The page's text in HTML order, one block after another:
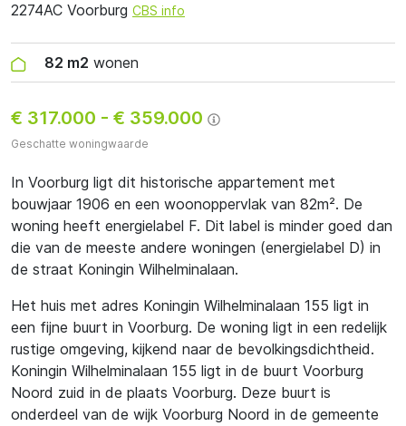
2274AC Voorburg CBS info
82 m2 wonen
€ 317.000 - € 359.000
Geschatte woningwaarde
In Voorburg ligt dit historische appartement met
bouwjaar 1906 en een woonoppervlak van 82m². De
woning heeft energielabel F. Dit label is minder goed dan
die van de meeste andere woningen (energielabel D) in
de straat Koningin Wilhelminalaan.
Het huis met adres Koningin Wilhelminalaan 155 ligt in
een fijne buurt in Voorburg. De woning ligt in een redelijk
rustige omgeving, kijkend naar de bevolkingsdichtheid.
Koningin Wilhelminalaan 155 ligt in de buurt Voorburg
Noord zuid in de plaats Voorburg. Deze buurt is
onderdeel van de wijk Voorburg Noord in de gemeente